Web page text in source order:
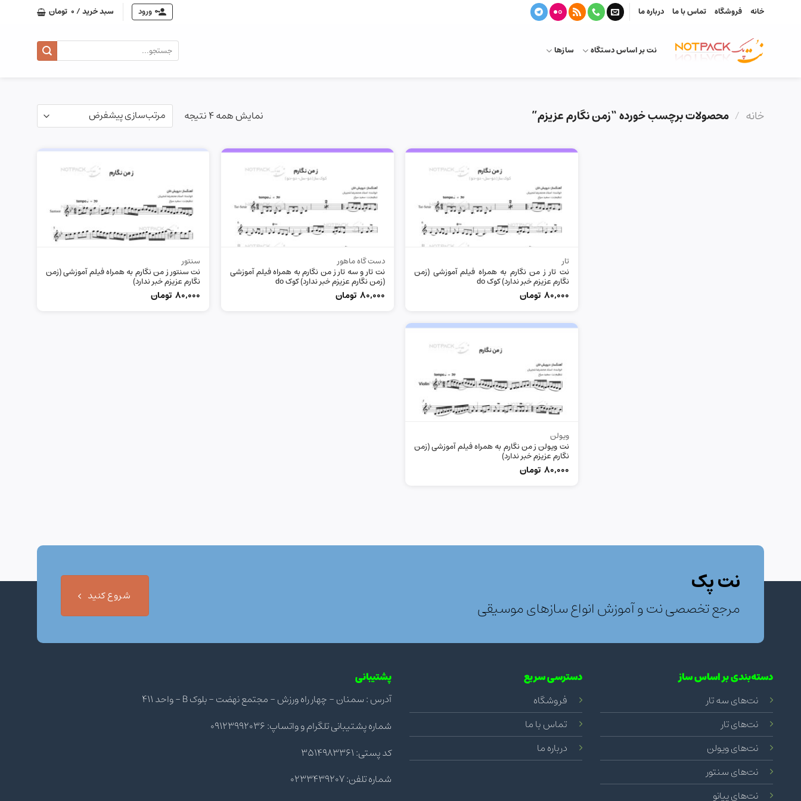
خانه فروشگاه تماس با ما درباره ما ورود سبد خرید /0 تومان
نت بر اساس دستگاه سازها
جستجو
برای:
خانه / محصولات برچسب خورده “زمن نگارم عزیزم” نمایش همه 4 نتیجه
تار
نت تار ز من نگارم به همراه فیلم آموزشی (زمن
نگارم عزیزم خبر ندارد) کوک do
80,000 تومان
دست گاه ماهور
نت تار و سه تار ز من نگارم به همراه فیلم آموزشی
(زمن نگارم عزیزم خبر ندارد) کوک do
80,000 تومان
سنتور
نت سنتور ز من نگارم به همراه فیلم آموزشی (زمن
نگارم عزیزم خبر ندارد)
80,000 تومان
ویولن
نت ویولن ز من نگارم به همراه فیلم آموزشی (زمن
نگارم عزیزم خبر ندارد)
80,000 تومان
نت پک
مرجع تخصصی نت و آموزش انواع سازهای موسیقی
شروع کنید
دسته‌بندی بر اساس ساز
نت‌های سه تار
نت‌های تار
نت‌های ویولن
نت‌های سنتور
نت‌های پیانو
دسترسی سریع
فروشگاه
تماس با ما
درباره ما
پشتیبانی
آدرس : سمنان - چهار راه ورزش - مجتمع نهضت - بلوک B - واحد 411
شماره پشتیبانی تلگرام و واتساپ: 09123992036
کد پستی: 3514983361
شماره تلفن: 0233439207